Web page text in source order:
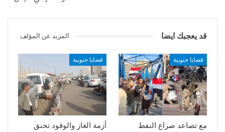
قد يعجبك ايضا المزيد عن المؤلف
قضايا جنوبية
مع تصاعد صراع النفط
قضايا جنوبية
أزمة الغاز والوقود تخنق